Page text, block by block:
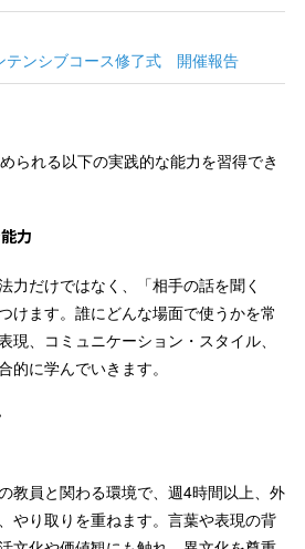
テンシブコース修了式 開催報告
られる以下の実践的な能力を習得でき
力
力だけではなく、「相手の話を聞く
けます。誰にどんな場面で使うかを常
現、コミュニケーション・スタイル、
的に学んでいきます。
教員と関わる環境で、週4時間以上、外
やり取りを重ねます。言葉や表現の背